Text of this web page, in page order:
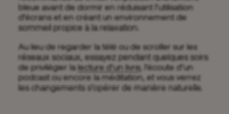
bleue avant de dormir en réduisant l’utilisation
d’écrans et en créant un environnement de
sommeil propice à la relaxation.
Au lieu de regarder la télé ou de scroller sur les
réseaux sociaux, essayez pendant quelques soirs
de privilégier lalecture d’un livre, l’écoute d’un
podcast ou encore la méditation, et vous verrez
les changements s’opérer de manière naturelle.